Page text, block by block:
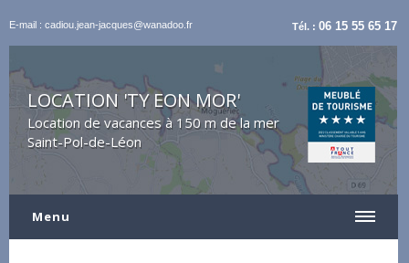
E-mail : cadiou.jean-jacques@wanadoo.fr Tél. :06 15 55 65 17
LOCATION 'TY EON MOR'
Location de vacances à 150 m de la mer
Saint-Pol-de-Léon
Menu